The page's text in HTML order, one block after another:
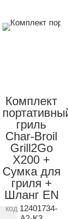
Комплект
гриль
Char-Broil
Grill2Go
X200 +
Сумка для
гриля +
Шланг EN
код 12401734-